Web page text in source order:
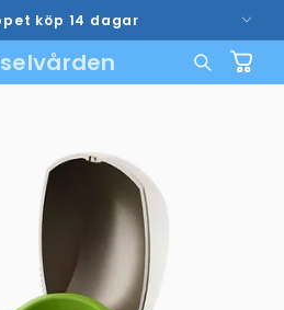
köp 14 dagar
Varukorg